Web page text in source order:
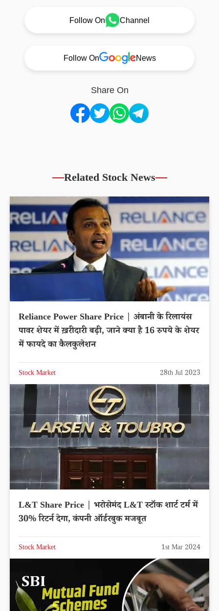
Follow On Channel
Follow On News
Share On
Related Stock News
Reliance Power Share Price | अंबानी के रिलायंस
पावर शेयर में ख़रीदारी बढ़ी, जाने क्या है 16 रुपये के शेयर
में फायदे का कैलकुलेशन
Stock Market 28th Jul 2023
L&T Share Price | भरोसेमंद L&T स्टॉक शार्ट टर्म में
30% रिटर्न देगा, कंपनी ऑर्डरबुक मजबूत
Stock Market 1st Mar 2024